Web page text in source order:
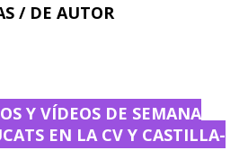
/ DE AUTOR
Y VÍDEOS DE SEMANA
EN LA CV Y CASTILLA-